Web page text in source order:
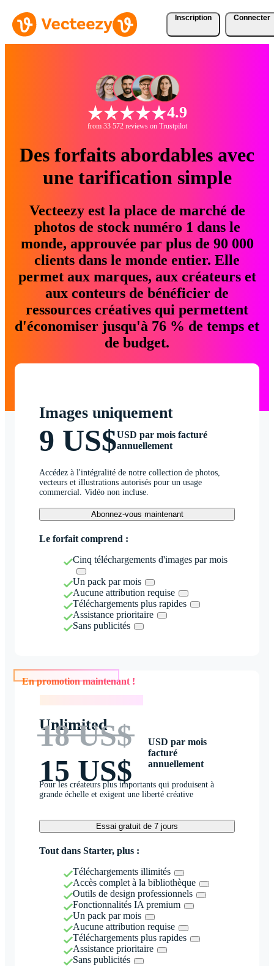
Inscription Connecter
4.9
from 33 572 reviews on Trustpilot
Des forfaits abordables avec
une tarification simple
Vecteezy est la place de marché de
photos de stock numéro 1 dans le
monde, approuvée par plus de 90 000
clients dans le monde entier. Elle
permet aux marques, aux créateurs et
aux conteurs de bénéficier de
ressources créatives qui permettent
d'économiser jusqu'à 76 % de temps et
de budget.
Images uniquement
9 US$USD par mois facturé
annuellement
Accédez à l'intégralité de notre collection de photos,
vecteurs et illustrations autorisés pour un usage
commercial. Vidéo non incluse.
Abonnez-vous maintenant
Le forfait comprend :
Cinq téléchargements d'images par mois
Un pack par mois
Aucune attribution requise
Téléchargements plus rapides
Assistance prioritaire
Sans publicités
En promotion maintenant !
Unlimited
18 US$
15 US$
USD par mois
facturé
annuellement
Pour les créateurs plus importants qui produisent à
grande échelle et exigent une liberté créative
Essai gratuit de 7 jours
Tout dans Starter, plus :
Téléchargements illimités
Accès complet à la bibliothèque
Outils de design professionnels
Fonctionnalités IA premium
Un pack par mois
Aucune attribution requise
Téléchargements plus rapides
Assistance prioritaire
Sans publicités